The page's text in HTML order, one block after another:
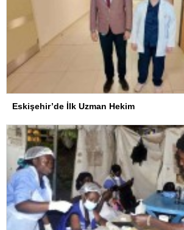
Eskişehir’de İlk Uzman Hekim